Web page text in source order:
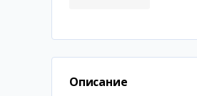
Описание